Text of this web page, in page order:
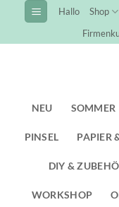
Inhalt
springen
Hallo Shop
NEU SOMMER
PINSEL PAPIER
DIY &
WORKSHOP